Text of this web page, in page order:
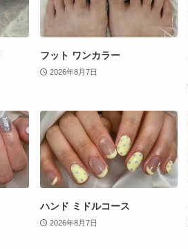
フット ワンカラー
2026年8月7日
ハンド ミドルコース
2026年8月7日